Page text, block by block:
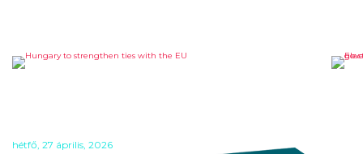
hétfő, 27 április, 2026